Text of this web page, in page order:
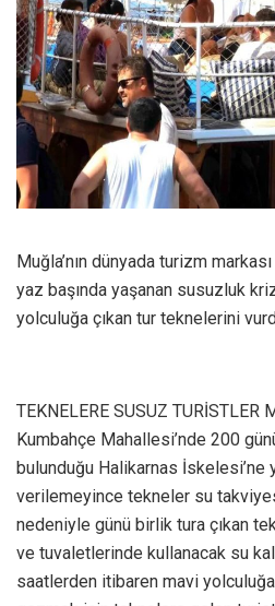
Muğla’nın dünyada turizm
yaz başında yaşanan susuzluk
yolculuğa çıkan tur teknelerini
TEKNELERE SUSUZ TURİSTLER
Kumbahçe Mahallesi’nde 200
bulunduğu Halikarnas İskelesi’ne
verilemeyince tekneler su
nedeniyle günü birlik tura çıkan
ve tuvaletlerinde kullanacak su
saatlerden itibaren mavi